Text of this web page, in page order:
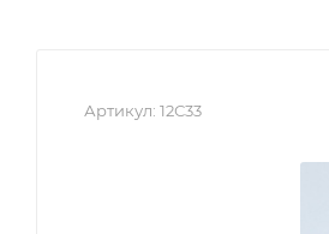
Артикул: 12С33